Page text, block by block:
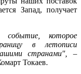
Запад, получает
событие, которое
в летописи
странами", –
Токаев.